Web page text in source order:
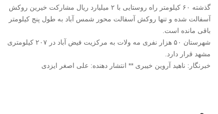
گذشته ۶۰ کیلومتر راه روستایی با ۲ میلیارد ریال مشارکت خیرین روکش
آسفالت شده و تنها روکش آسفالت محور شمس آباد به طول پنج کیلومتر
باقی مانده است.
شهرستان ۵۰ هزار نفری مه ولات به مرکزیت فیض آباد در ۲۰۷ کیلومتری
مشهد قرار دارد.
خبرنگار: ناهید آروین خیبری ** انتشار دهنده: علی اصغر ایزدی